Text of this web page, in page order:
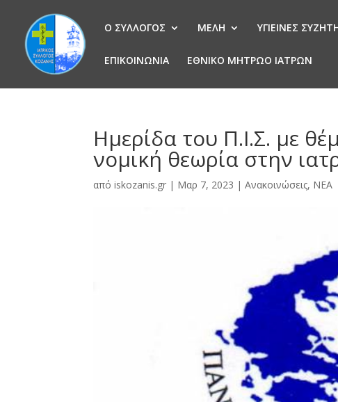
Ο ΣΥΛΛΟΓΟΣ ΜΕΛΗ ΥΓΙΕΙΝΕΣ
ΕΠΙΚΟΙΝΩΝΙΑ ΕΘΝΙΚΟ ΜΗΤΡΩΟ ΙΑΤΡΩΝ
Ημερίδα του Π.Ι.Σ. με
νομική θεωρία στην
απόiskozanis.gr | Μαρ 7, 2023 |Ανακοινώσεις, ΝΕΑ